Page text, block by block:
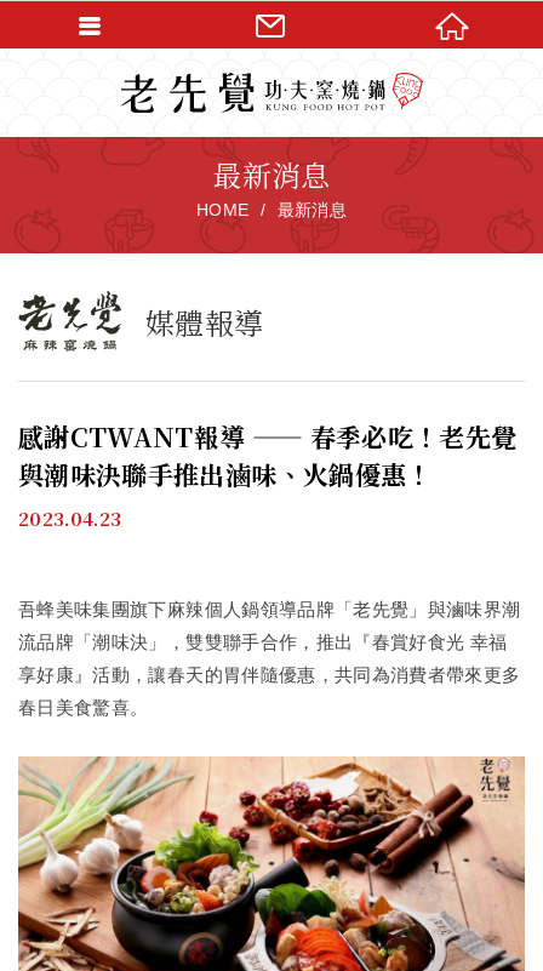
最新消息
HOME 最新消息
媒體報導
感謝CTWANT報導 —— 春季必吃！老先覺
與潮味決聯手推出滷味、火鍋優惠！
2023.04.23
吾蜂美味集團旗下麻辣個人鍋領導品牌「老先覺」與滷味界潮
流品牌「潮味決」，雙雙聯手合作，推出『春賞好食光 幸福
享好康』活動，讓春天的胃伴隨優惠，共同為消費者帶來更多
春日美食驚喜。